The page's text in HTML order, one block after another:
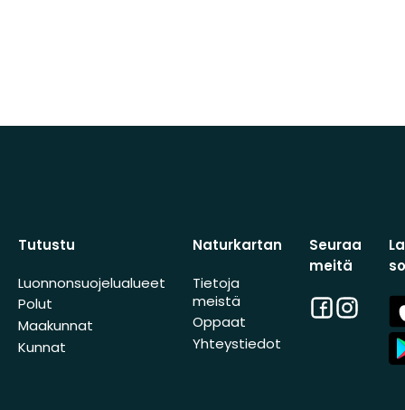
Tutustu
Luonnonsuojelualueet
Polut
Maakunnat
Kunnat
Naturkartan
Tietoja
meistä
Oppaat
Yhteystiedot
Seuraa
meitä
Facebook